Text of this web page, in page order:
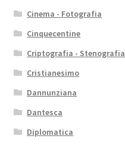
Cinema - Fotografia
Cinquecentine
Criptografia - Stenografia
Cristianesimo
Dannunziana
Dantesca
Diplomatica